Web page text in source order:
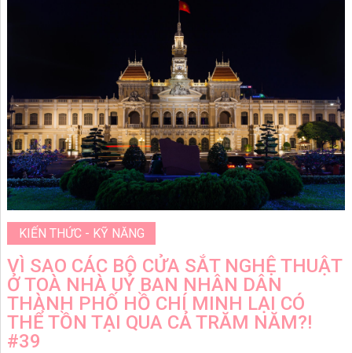
KIẾN THỨC - KỸ NĂNG
VÌ SAO CÁC BỘ CỬA SẮT NGHỆ THUẬT
Ở TOÀ NHÀ UỶ BAN NHÂN DÂN
THÀNH PHỐ HỒ CHÍ MINH LẠI CÓ
THỂ TỒN TẠI QUA CẢ TRĂM NĂM?!
#39